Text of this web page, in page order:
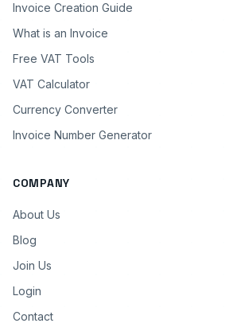
Invoice Creation Guide
What is an Invoice
Free VAT Tools
VAT Calculator
Currency Converter
Invoice Number Generator
COMPANY
About Us
Blog
Join Us
Login
Contact